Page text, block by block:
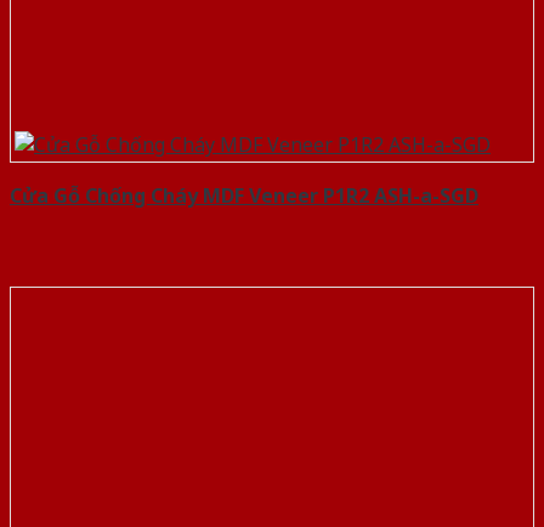
Cửa Gỗ Chống Cháy MDF Veneer P1R2 ASH-a-SGD